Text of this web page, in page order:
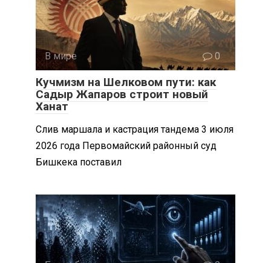
В мире 0
Кучмизм на Шелковом пути: как
Садыр Жапаров строит новый
Ханат
Слив маршала и кастрация тандема 3 июля
2026 года Первомайский районный суд
Бишкека поставил